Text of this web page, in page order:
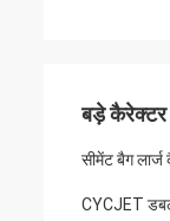
बड़े कैरेक्टर
सीमेंट बैग
CYCJET